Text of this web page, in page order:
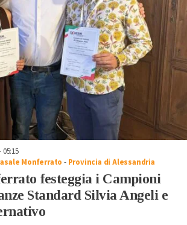
Monferrato - Provincia di Alessandria
festeggia i Campioni
Standard Silvia Angeli e